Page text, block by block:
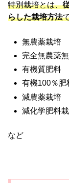
特別栽培とは、
らした栽培方法
無農薬栽培
完全無農薬
有機質肥料
有機100％肥
減農薬栽培
減化学肥料
など